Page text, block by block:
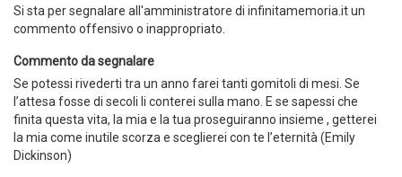
Si sta per segnalare all'amministratore di infinitamemoria.it un
commento offensivo o inappropriato.
Commento da segnalare
Se potessi rivederti tra un anno farei tanti gomitoli di mesi. Se
l’attesa fosse di secoli li conterei sulla mano. E se sapessi che
finita questa vita, la mia e la tua proseguiranno insieme , getterei
la mia come inutile scorza e sceglierei con te l’eternità (Emily
Dickinson)